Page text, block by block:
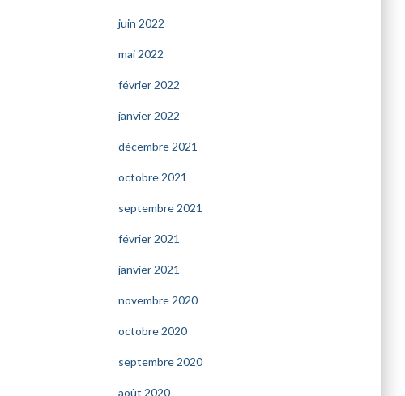
juin 2022
mai 2022
février 2022
janvier 2022
décembre 2021
octobre 2021
septembre 2021
février 2021
janvier 2021
novembre 2020
octobre 2020
septembre 2020
août 2020